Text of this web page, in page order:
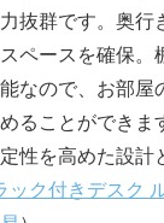
抜群です。奥行
ペースを確保。
なので、お部屋
ることができま
性を高めた設計
ック付きデスク